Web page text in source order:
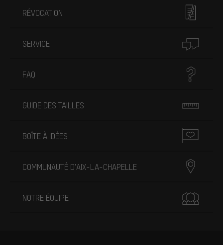
RÉVOCATION
SERVICE
FAQ
GUIDE DES TAILLES
BOÎTE À IDÉES
COMMUNAUTÉ D'AIX-LA-CHAPELLE
NOTRE ÉQUIPE